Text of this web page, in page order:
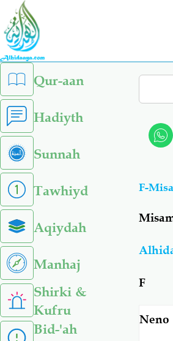
Skip
main
content
left
sidebar
menu
Qur-aan
Hadiyth
Sunnah
Tawhiyd
Aqiydah
Manhaj
Shirki &
Kufru
Bid-'ah
Search
F-
F
Neno